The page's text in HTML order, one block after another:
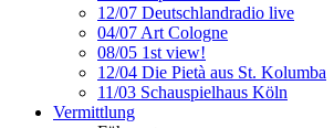
12/07 Deutschlandradio live
04/07 Art Cologne
08/05 1st view!
12/04 Die Pietà aus St. Kolumba
11/03 Schauspielhaus Köln
Vermittlung